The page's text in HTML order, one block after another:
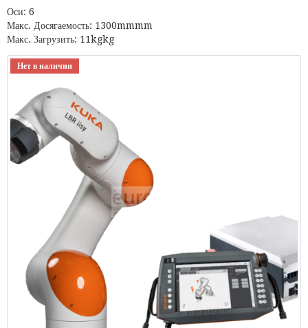
Оси: 6
Макс. Досягаемость: 1300mmmm
Макс. Загрузить: 11kgkg
Нет в наличии